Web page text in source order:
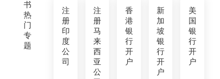
书
热
门
专
题
注
册
印
度
公
司
注
册
马
来
西
亚
公
香
港
银
行
开
户
新
加
坡
银
行
开
户
美
国
银
行
开
户